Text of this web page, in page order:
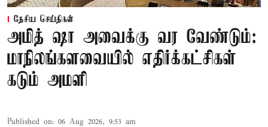
தேசிய செய்திகள்
அமித் ஷா அவைக்கு வர வேண்டும்:
மாநிலங்களவையில் எதிர்க்கட்சிகள்
கடும் அமளி
Published on: 06 Aug 2026, 9:53 am